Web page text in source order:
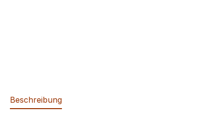
Beschreibung